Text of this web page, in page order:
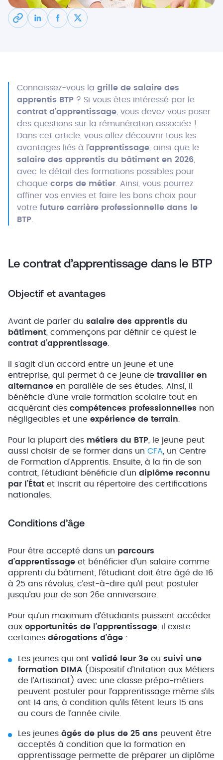
Connaissez-vous la grille de salaire des
apprentis BTP ? Si vous êtes intéressé par le
contrat d’apprentissage , vous devez vous poser
des questions sur la rémunération associée !
Dans cet article, vous allez découvrir tous les
avantages liés à l’apprentissage , ainsi que le
salaire des apprentis du bâtiment en 2026
avec le détail des formations possibles pour
chaque corps de métier . Ainsi, vous pourrez
affiner vos envies et faire les bons choix pour
votre future carrière professionnelle dans le
BTP
Le contrat d’apprentissage dans le BTP
Objectif et avantages
Avant de parler du salaire des apprentis du
bâtiment , commençons par définir ce qu’est le
contrat d’apprentissage
Il s’agit d’un accord entre un jeune et une
entreprise, qui permet à ce jeune de travailler en
alternance en parallèle de ses études. Ainsi, il
bénéficie d’une vraie formation scolaire tout en
acquérant des compétences professionnelles non
négligeables et une expérience de terrain
Pour la plupart des métiers du BTP , le jeune peut
aussi choisir de se former dans un CFA , un Centre
de Formation d’Apprentis. Ensuite, à la fin de son
contrat, l’étudiant bénéficie d’un diplôme reconnu
par l’État et inscrit au répertoire des certifications
nationales.
Conditions d’âge
Pour être accepté dans un parcours
d’apprentissage et bénéficier d’un salaire comme
apprenti du bâtiment, l’étudiant doit être âgé de 16
à 25 ans révolus, c’est-à-dire qu’il peut postuler
jusqu’au jour de son 26e anniversaire.
Pour qu’un maximum d’étudiants puissent accéder
aux opportunités de l’apprentissage , il existe
certaines dérogations d’âge :
Les jeunes qui ont validé leur 3e ou suivi une
formation DIMA (Dispositif d’Initation aux Métiers
de l’Artisanat) avec une classe prépa-métiers
peuvent postuler pour l’apprentissage même s’ils
ont 14 ans, à condition qu’ils fêtent leurs 15 ans
au cours de l’année civile.
Les jeunes âgés de plus de 25 ans peuvent être
acceptés à condition que la formation en
apprentissage permette de préparer un diplôme